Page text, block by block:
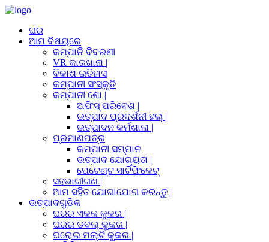
ଘର
ଆମ ବିଷୟରେ
କମ୍ପାନି ବିବରଣୀ
VR କାରଖାନା |
ବିକାଶ ଇତିହାସ
କମ୍ପାନୀ ସଂସ୍କୃତି
କମ୍ପାନୀ ଶୋ |
ଅଫିସ୍ ପରିବେଶ |
ଉତ୍ପାଦ ପ୍ରଦର୍ଶନୀ ହଲ୍ |
ଉତ୍ପାଦନ କର୍ମଶାଳା |
ପ୍ରମାଣପତ୍ର
କମ୍ପାନୀ ସମ୍ମାନ
ଉତ୍ପାଦ ଯୋଗ୍ୟତା |
ପେଟେଣ୍ଟ ସାର୍ଟିଫିକେଟ୍
ସହଭାଗୀଗଣ |
ଆମ ସହିତ ଯୋଗାଯୋଗ କରନ୍ତୁ |
ଉତ୍ପାଦଗୁଡିକ
ଘରର ଏକକ କୁକର |
ଘରର ଡବଲ୍ କୁକର |
ଘରୋଇ ମଲ୍ଟି କୁକର |